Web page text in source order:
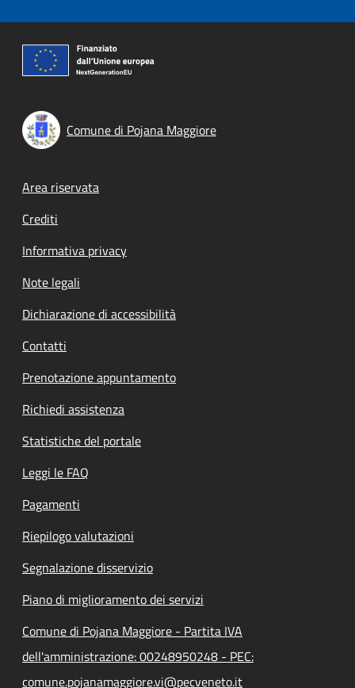
Comune di Pojana Maggiore
Footer menu
Area riservata
Crediti
Informativa privacy
Note legali
Dichiarazione di accessibilità
Contatti
Prenotazione appuntamento
Richiedi assistenza
Statistiche del portale
Leggi le FAQ
Pagamenti
Riepilogo valutazioni
Segnalazione disservizio
Piano di miglioramento dei servizi
Comune di Pojana Maggiore - Partita IVA
dell'amministrazione: 00248950248 - PEC:
comune.pojanamaggiore.vi@pecveneto.it